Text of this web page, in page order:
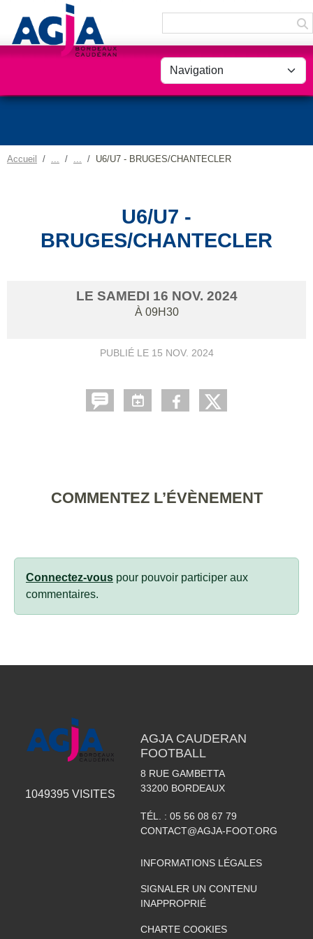
Accueil U6/U7 - BRUGES/CHANTECLER
U6/U7 -
BRUGES/CHANTECLER
LE SAMEDI 16 NOV. 2024
À 09H30
PUBLIÉ LE 15 NOV. 2024
COMMENTEZ L’ÉVÈNEMENT
Connectez-vous pour pouvoir participer aux
commentaires.
1049395VISITES
AGJA CAUDERAN
FOOTBALL
8 RUE GAMBETTA
33200 BORDEAUX
TÉL. : 05 56 08 67 79
CONTACT@AGJA-FOOT.ORG
INFORMATIONS LÉGALES
SIGNALER UN CONTENU
INAPPROPRIÉ
CHARTE COOKIES
Panneau de gestion des cookies